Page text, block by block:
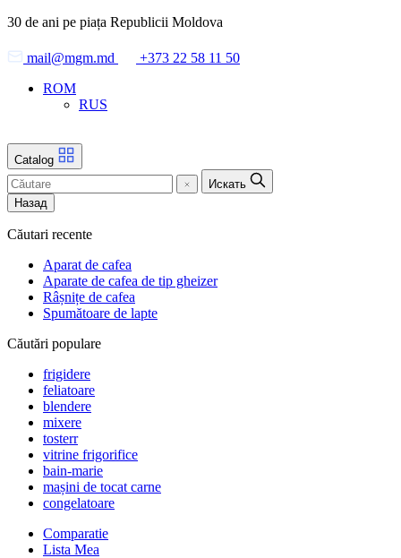
Skip
the
content
30 de ani pe piața Republicii Moldova
mail@mgm.md
+373 22 58 11 50
ROM
RUS
Catalog
Искать
Назад
Căutari recente
Aparat de cafea
Aparate de cafea de tip gheizer
Râșnițe de cafea
Spumătoare de lapte
Căutări populare
frigidere
feliatoare
blendere
mixere
tosterr
vitrine frigorifice
bain-marie
mașini de tocat carne
congelatoare
Comparatie
Lista Mea